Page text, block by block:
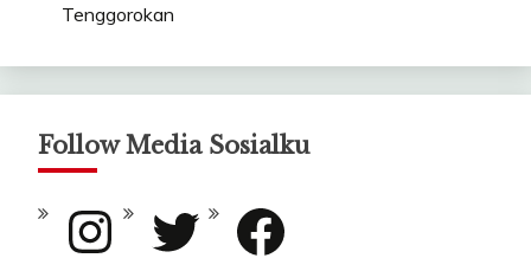
Tenggorokan
Follow Media Sosialku
Instagram Twitter Facebook